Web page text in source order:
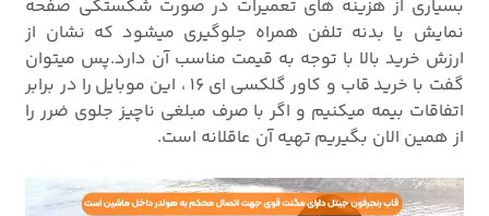
بسیاری از هزینه های تعمیرات در صورت شکستگی صفحه
نمایش یا بدنه تلفن همراه جلوگیری میشود که نشان از
ارزش خرید بالا با توجه به قیمت مناسب آن دارد.پس میتوان
گفت با خرید قاب و کاور گلکسی ای 16 ، این موبایل را در برابر
اتفاقات بیمه میکنیم و اگر با صرف مبلغی ناچیز جلوی ضرر را
از همین الان بگیریم تهیه آن عاقلانه است.